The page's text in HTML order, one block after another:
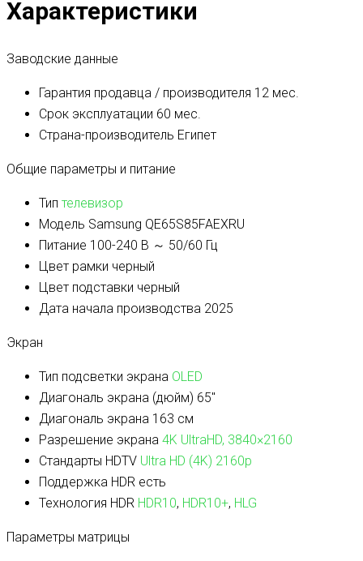
Характеристики
Заводские данные
Гарантия продавца / производителя 12 мес.
Срок эксплуатации 60 мес.
Страна-производитель Египет
Общие параметры и питание
Тип телевизор
Модель Samsung QE65S85FAEXRU
Питание 100-240 В ～ 50/60 Гц
Цвет рамки черный
Цвет подставки черный
Дата начала производства 2025
Экран
Тип подсветки экрана OLED
Диагональ экрана (дюйм) 65″
Диагональ экрана 163 см
Разрешение экрана 4K UltraHD, 3840×2160
Стандарты HDTV Ultra HD (4K) 2160p
Поддержка HDR есть
Технология HDR HDR10, HDR10+, HLG
Параметры матрицы